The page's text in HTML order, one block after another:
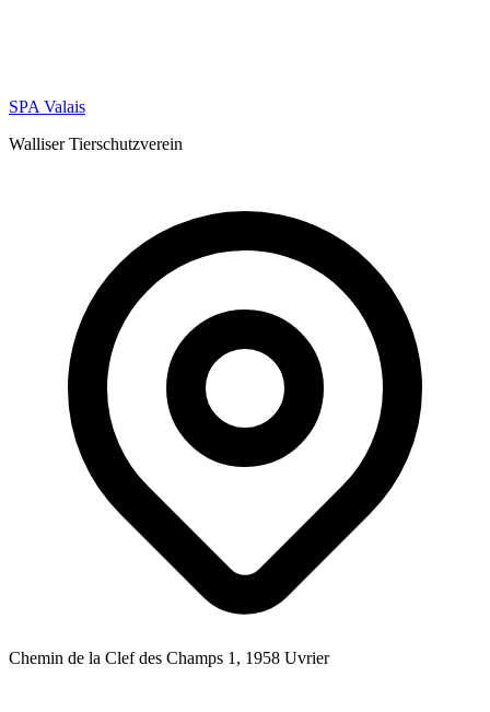
SPA Valais
Walliser Tierschutzverein
Chemin de la Clef des Champs 1, 1958 Uvrier